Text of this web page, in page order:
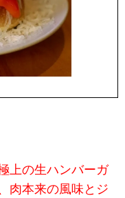
上の生ハンバーガ
肉本来の風味とジ